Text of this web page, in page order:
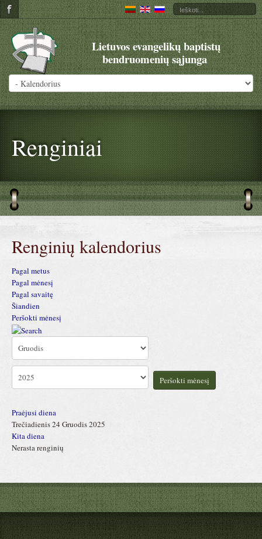
Lietuvos evangelikų baptistų
bendruomenių sąjunga
Renginiai
Renginių kalendorius
Pagal metus
Pagal mėnesį
Pagal savaitę
Šiandien
Peršokti mėnesį
Peršokti mėnesį
Praėjusi diena
Trečiadienis 24 Gruodis 2025
Kita diena
Nerasta renginių